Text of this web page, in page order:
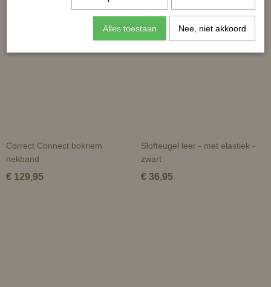
Correct Connect bokriem
nekband
€ 129,95
Slofteugel leer - met elastiek -
zwart
€ 36,95
Alles toestaan Nee, niet akkoord